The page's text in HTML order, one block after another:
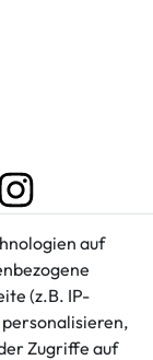
auf
(z.B. IP-
personalisieren,
Zugriffe auf